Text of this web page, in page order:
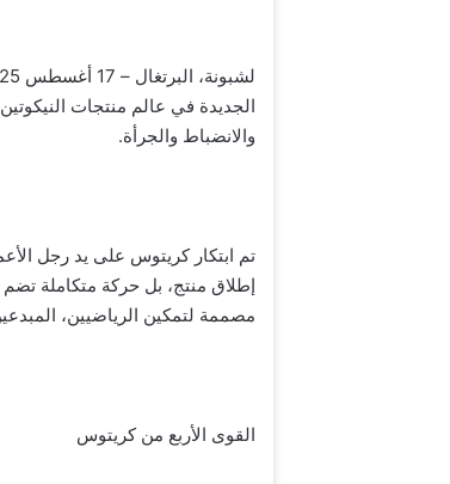
الجديدة في عالم منتجات
والانضباط والجرأة.
إطلاق منتج، بل حركة متكاملة تضم
مصممة لتمكين الرياضيين،
القوى الأربع من كريتوس